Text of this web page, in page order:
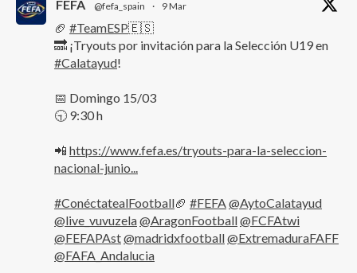
FEFA @fefa_spain · 9 Mar
🏈 #TeamESP🇪🇸
🔜 ¡Tryouts por invitación para la Selección U19 en
#Calatayud!
📅 Domingo 15/03
🕤 9:30 h
📲 https://www.fefa.es/tryouts-para-la-seleccion-
nacional-junio...
#ConéctatealFootball🏈 #FEFA@AytoCalatayud
@live_vuvuzela@AragonFootball@FCFAtwi
@FEFAPAst@madridxfootball@ExtremaduraFAFF
@FAFA_Andalucia